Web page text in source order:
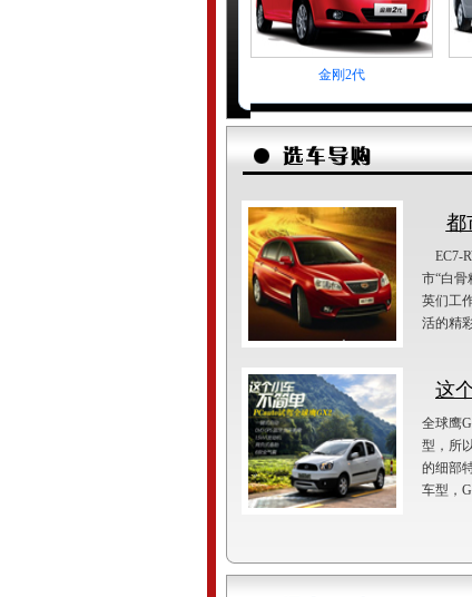
金刚2代
都
EC7-
市“白
英们工
活的精
这
全球鹰
型，所
的细部
车型，